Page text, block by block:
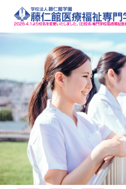
お知らせ
HOME お知らせ 【看護通信】放送大
2026.6.9